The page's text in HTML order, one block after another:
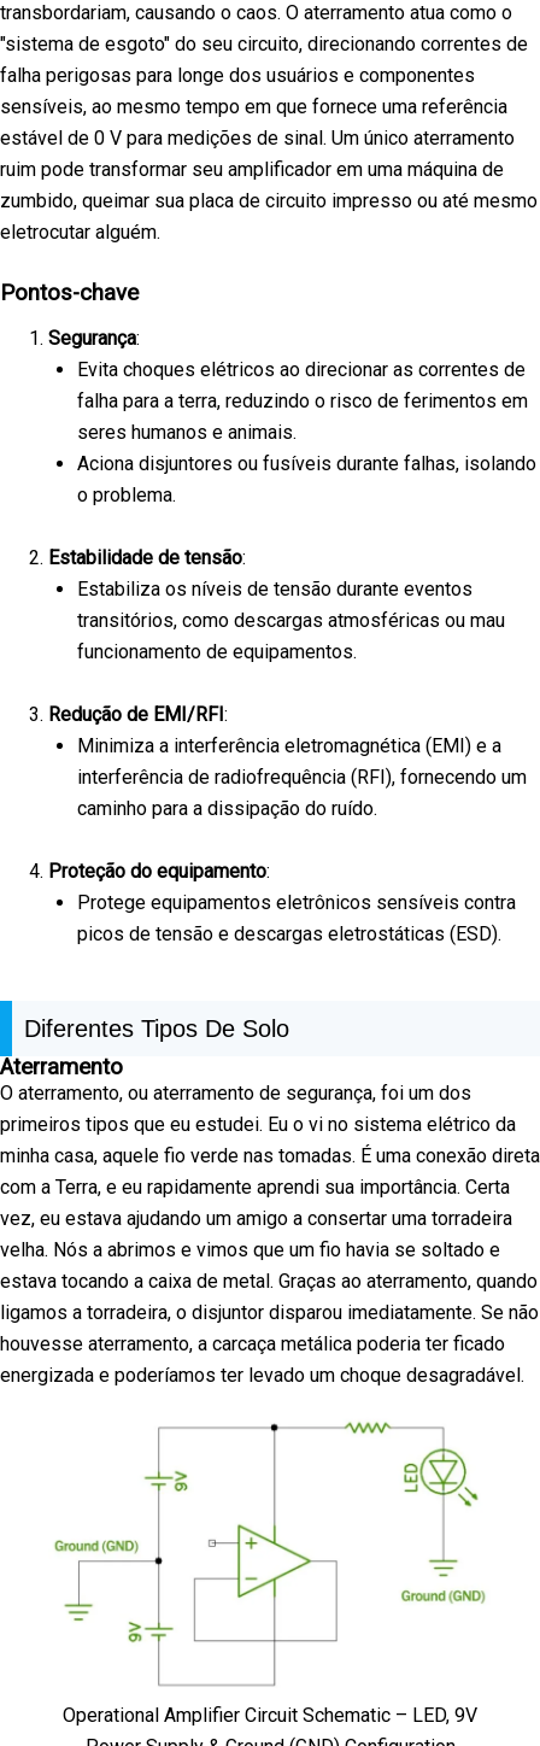
transbordariam, causando o caos. O aterramento atua como o
"sistema de esgoto" do seu circuito, direcionando correntes de
falha perigosas para longe dos usuários e componentes
sensíveis, ao mesmo tempo em que fornece uma referência
estável de 0 V para medições de sinal. Um único aterramento
ruim pode transformar seu amplificador em uma máquina de
zumbido, queimar sua placa de circuito impresso ou até mesmo
eletrocutar alguém.
Pontos-chave
Segurança:
Evita choques elétricos ao direcionar as correntes de
falha para a terra, reduzindo o risco de ferimentos em
seres humanos e animais.
Aciona disjuntores ou fusíveis durante falhas, isolando
o problema.
Estabilidade de tensão:
Estabiliza os níveis de tensão durante eventos
transitórios, como descargas atmosféricas ou mau
funcionamento de equipamentos.
Redução de EMI/RFI:
Minimiza a interferência eletromagnética (EMI) e a
interferência de radiofrequência (RFI), fornecendo um
caminho para a dissipação do ruído.
Proteção do equipamento:
Protege equipamentos eletrônicos sensíveis contra
picos de tensão e descargas eletrostáticas (ESD).
Diferentes Tipos De Solo
Aterramento
O aterramento, ou aterramento de segurança, foi um dos
primeiros tipos que eu estudei. Eu o vi no sistema elétrico da
minha casa, aquele fio verde nas tomadas. É uma conexão direta
com a Terra, e eu rapidamente aprendi sua importância. Certa
vez, eu estava ajudando um amigo a consertar uma torradeira
velha. Nós a abrimos e vimos que um fio havia se soltado e
estava tocando a caixa de metal. Graças ao aterramento, quando
ligamos a torradeira, o disjuntor disparou imediatamente. Se não
houvesse aterramento, a carcaça metálica poderia ter ficado
energizada e poderíamos ter levado um choque desagradável.
Operational Amplifier Circuit Schematic – LED, 9V